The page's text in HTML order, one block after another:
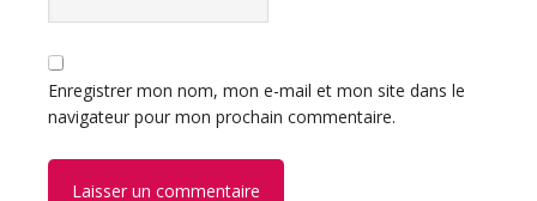
Enregistrer mon nom, mon e-mail et mon site dans le
navigateur pour mon prochain commentaire.